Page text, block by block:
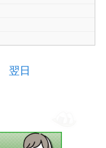
翌日